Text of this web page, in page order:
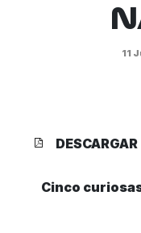
11
DESCARGAR
Cinco